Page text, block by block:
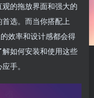
的拖放界面和强大的
选。而当你搭配上
效率和设计感都会得
如何安装和使用这些
手。